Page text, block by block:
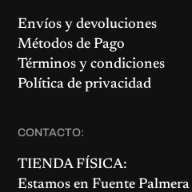
Envíos y devoluciones
Métodos de Pago
Términos y condiciones
Política de privacidad
CONTACTO:
TIENDA FÍSICA:
Estamos enFuente Palmera